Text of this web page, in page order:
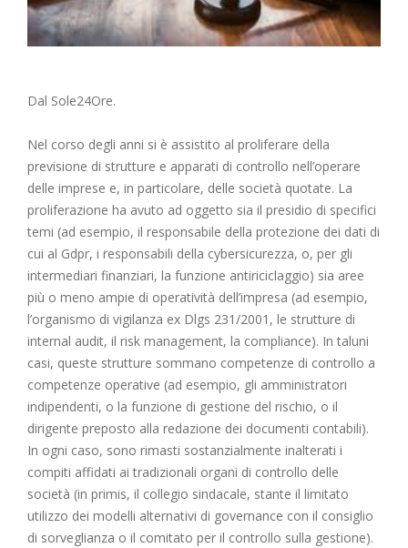
Dal Sole24Ore.
Nel corso degli anni si è assistito al proliferare della
previsione di strutture e apparati di controllo nell’operare
delle imprese e, in particolare, delle società quotate. La
proliferazione ha avuto ad oggetto sia il presidio di specifici
temi (ad esempio, il responsabile della protezione dei dati di
cui al Gdpr, i responsabili della cybersicurezza, o, per gli
intermediari finanziari, la funzione antiriciclaggio) sia aree
più o meno ampie di operatività dell’impresa (ad esempio,
l’organismo di vigilanza ex Dlgs 231/2001, le strutture di
internal audit, il risk management, la compliance). In taluni
casi, queste strutture sommano competenze di controllo a
competenze operative (ad esempio, gli amministratori
indipendenti, o la funzione di gestione del rischio, o il
dirigente preposto alla redazione dei documenti contabili).
In ogni caso, sono rimasti sostanzialmente inalterati i
compiti affidati ai tradizionali organi di controllo delle
società (in primis, il collegio sindacale, stante il limitato
utilizzo dei modelli alternativi di governance con il consiglio
di sorveglianza o il comitato per il controllo sulla gestione).